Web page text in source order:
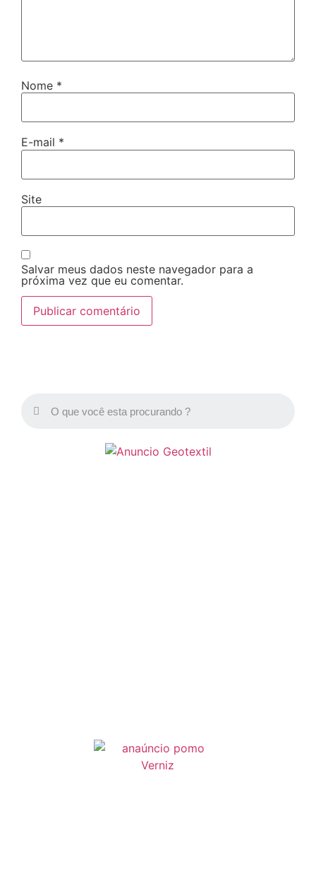
Nome *
E-mail *
Site
Salvar meus dados neste navegador para a
próxima vez que eu comentar.